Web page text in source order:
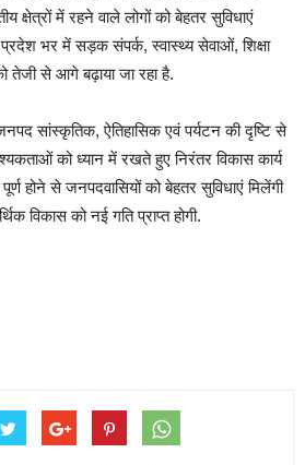
क्षेत्रों में रहने वाले लोगों को बेहतर सुविधाएं
भर में सड़क संपर्क, स्वास्थ्य सेवाओं, शिक्षा
तेजी से आगे बढ़ाया जा रहा है.
सांस्कृतिक, ऐतिहासिक एवं पर्यटन की दृष्टि से
को ध्यान में रखते हुए निरंतर विकास कार्य
होने से जनपदवासियों को बेहतर सुविधाएं मिलेंगी
विकास को नई गति प्राप्त होगी.